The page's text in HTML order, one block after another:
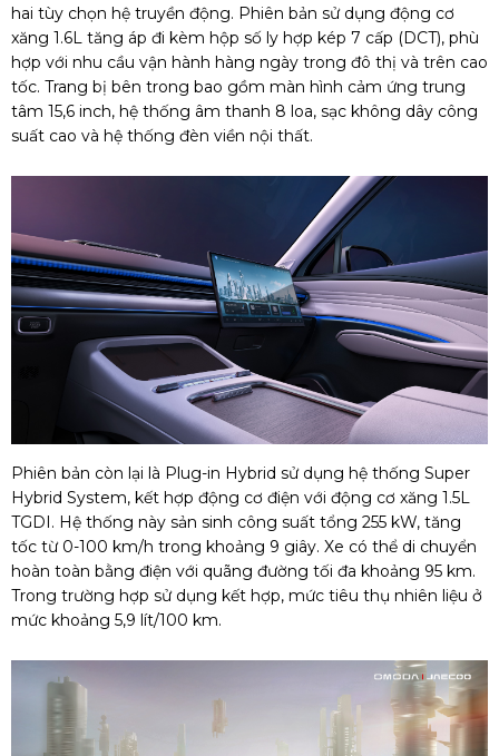
hai tùy chọn hệ truyền động. Phiên bản sử dụng động cơ
xăng 1.6L tăng áp đi kèm hộp số ly hợp kép 7 cấp (DCT), phù
hợp với nhu cầu vận hành hàng ngày trong đô thị và trên cao
tốc. Trang bị bên trong bao gồm màn hình cảm ứng trung
tâm 15,6 inch, hệ thống âm thanh 8 loa, sạc không dây công
suất cao và hệ thống đèn viền nội thất.
Phiên bản còn lại là Plug-in Hybrid sử dụng hệ thống Super
Hybrid System, kết hợp động cơ điện với động cơ xăng 1.5L
TGDI. Hệ thống này sản sinh công suất tổng 255 kW, tăng
tốc từ 0-100 km/h trong khoảng 9 giây. Xe có thể di chuyển
hoàn toàn bằng điện với quãng đường tối đa khoảng 95 km.
Trong trường hợp sử dụng kết hợp, mức tiêu thụ nhiên liệu ở
mức khoảng 5,9 lít/100 km.